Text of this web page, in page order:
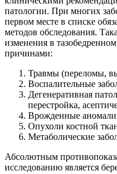
патологии. При многих
первом месте в списке
методов обследования.
изменения в
причинами:
Травмы (переломы,
Воспалительные
Дегенеративная
перестройка,
Врожденные
Опухоли костной
Метаболические
Абсолютным
исследованию является